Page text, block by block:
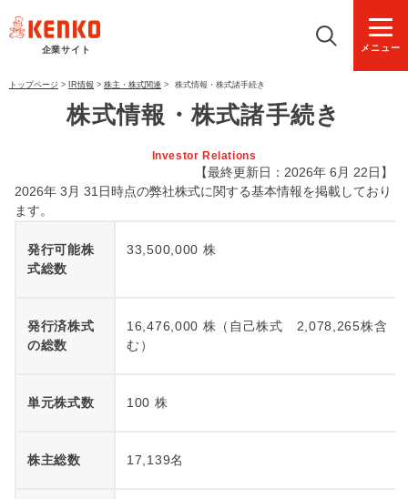
企業サイト メニュー
トップページ > IR情報 > 株主・株式関連 > 株式情報・株式諸手続き
株式情報・株式諸手続き
Investor Relations
【最終更新日：2026年 6月 22日】
2026年 3月 31日時点の弊社株式に関する基本情報を掲載しており
ます。
発行可能株
式総数
33,500,000 株
発行済株式
の総数
16,476,000 株（自己株式 2,078,265株含
む）
単元株式数 100 株
株主総数 17,139名